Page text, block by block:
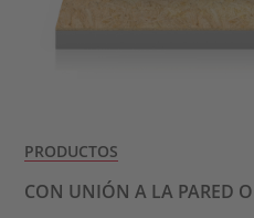
PRODUCTOS
CON UNIÓN A LA PARED